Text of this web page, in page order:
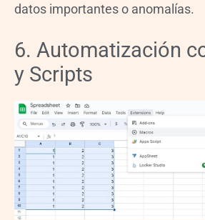
datos importantes o anomalías.
6. Automatización
y Scripts